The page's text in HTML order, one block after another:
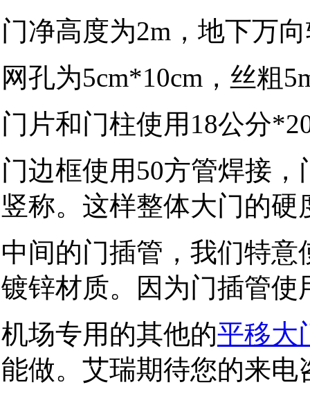
门净高度为2m，地下万
网孔为5cm*10cm，丝粗
门片和门柱使用18公分
门边框使用50方管焊接
竖称。这样整体大门的硬
中间的门插管，我们特
镀锌材质。因为门插管使
机场专用的其他的平移大
能做。艾瑞期待您的来电